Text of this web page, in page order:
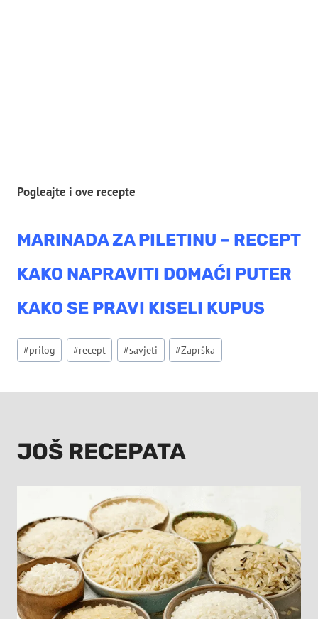
Pogleajte i ove recepte
MARINADA ZA PILETINU – RECEPT
KAKO NAPRAVITI DOMAĆI PUTER
KAKO SE PRAVI KISELI KUPUS
Post
Tags:
#prilog #recept #savjeti #Zaprška
JOŠ RECEPATA